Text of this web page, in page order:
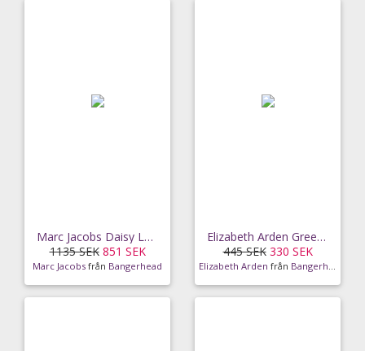
Marc Jacobs Daisy Love EdT (50ml)
1135 SEK 851 SEK
Marc Jacobs från Bangerhead
Elizabeth Arden Green Tea Scent Spray EdT (50 ml)
445 SEK 330 SEK
Elizabeth Arden från Bangerhead